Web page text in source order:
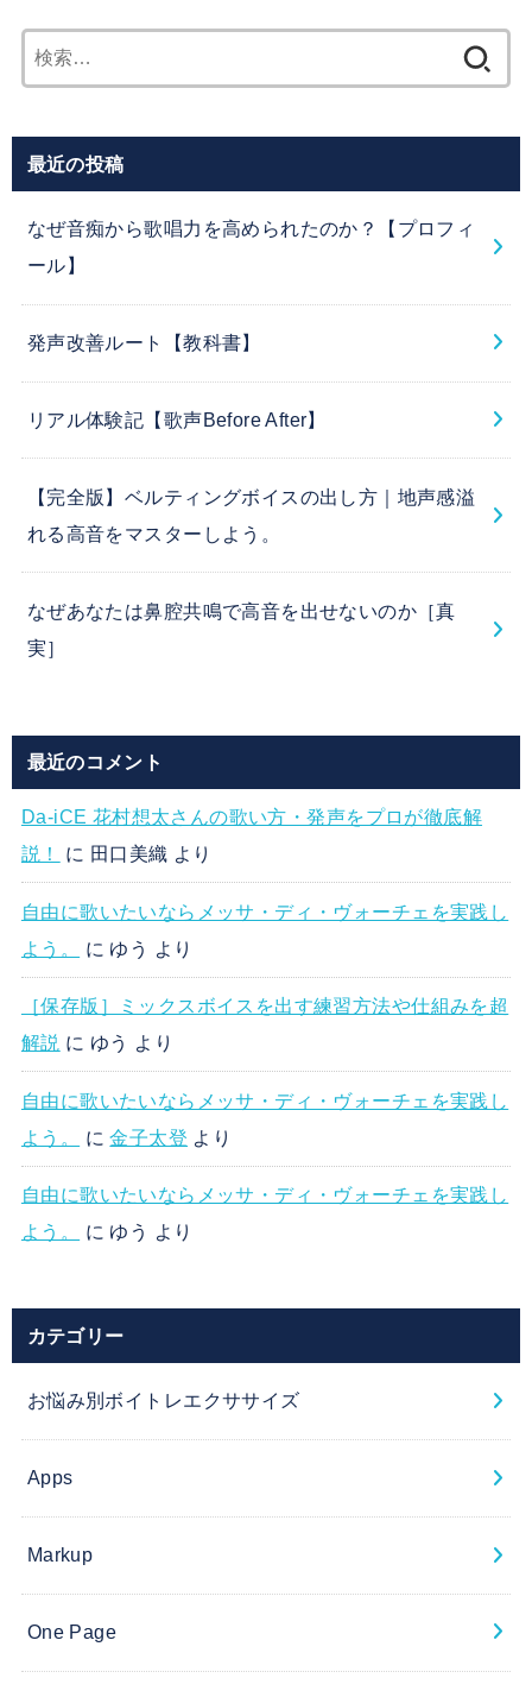
索:
最近の投稿
なぜ音痴から歌唱力を高められたのか？【プロフィ
ール】
発声改善ルート【教科書】
リアル体験記【歌声Before After】
【完全版】ベルティングボイスの出し方｜地声感溢
れる高音をマスターしよう。
なぜあなたは鼻腔共鳴で高音を出せないのか［真
実］
最近のコメント
Da-iCE 花村想太さんの歌い方・発声をプロが徹底解
説！
に 田口美織 より
自由に歌いたいならメッサ・ディ・ヴォーチェを実践し
よう。
に ゆう より
［保存版］ミックスボイスを出す練習方法や仕組みを超
解説 に ゆう より
自由に歌いたいならメッサ・ディ・ヴォーチェを実践し
よう。
に金子太登 より
自由に歌いたいならメッサ・ディ・ヴォーチェを実践し
よう。
に ゆう より
カテゴリー
お悩み別ボイトレエクササイズ
Apps
Markup
One Page